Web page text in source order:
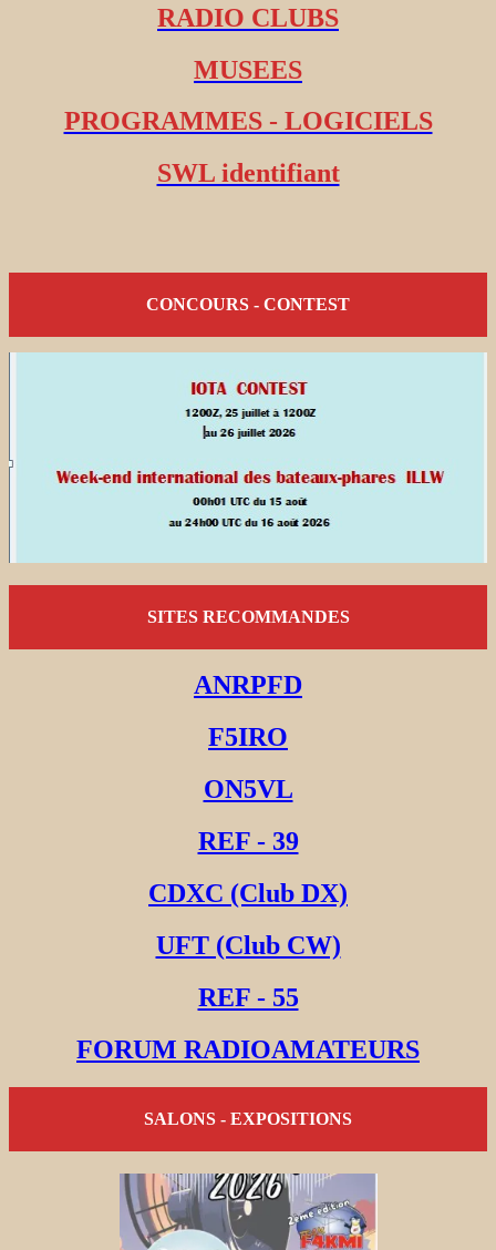
RADIO CLUBS
MUSEES
PROGRAMMES - LOGICIELS
SWL identifiant
CONCOURS - CONTEST
SITES RECOMMANDES
ANRPFD
F5IRO
ON5VL
REF - 39
CDXC (Club DX)
UFT (Club CW)
REF - 55
FORUM RADIOAMATEURS
SALONS - EXPOSITIONS